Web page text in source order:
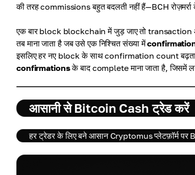
की तरह commissions बहुत बदलती नहीं हैं—BCH
एक बार block blockchain में जुड़ जाए तो transaction
तब माना जाता है जब उसे एक निश्चित संख्या में
इसलिए हर नए block के साथ confirmation count
confirmationsके बाद complete माना जाता है, जिसमें
आसानी से Bitcoin Cash ट्रेड करें
हर ट्रेडर के लिए बने आसान Cryptomus प्लेटफ़ॉर्म पर